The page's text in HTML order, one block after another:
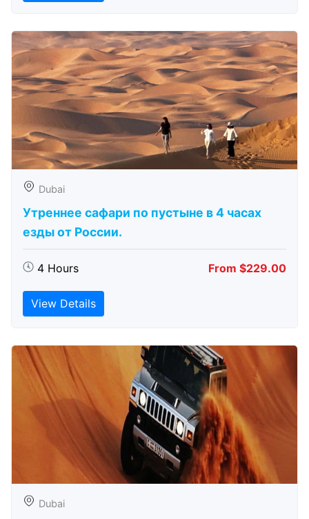
Dubai
Утреннее сафари по пустыне в 4 часах
езды от России.
4 Hours From $229.00
View Details
Dubai